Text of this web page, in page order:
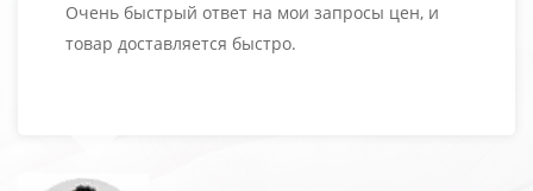
Очень быстрый ответ на мои запросы цен, и
товар доставляется быстро.